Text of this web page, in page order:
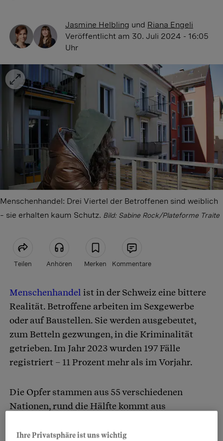
Jasmine Helbling und Riana Engeli
Veröffentlicht am 30. Juli 2024 - 16:05
Uhr
Menschenhandel: Drei Viertel der Betroffenen sind weiblich
– sie erhalten kaum Schutz. Bild: Sabine Rock/Plateforme Traite
Teilen Anhören Merken Kommentare
Artikel teilen
Menschenhandel ist in der Schweiz eine bittere
Realität. Betroffene arbeiten im Sexgewerbe
oder auf Baustellen. Sie werden ausgebeutet,
zum Betteln gezwungen, in die Kriminalität
getrieben. Im Jahr 2023 wurden 197 Fälle
registriert – 11 Prozent mehr als im Vorjahr.
Die Opfer stammen aus 55 verschiedenen
Nationen, rund die Hälfte kommt aus
Zahlen vonPlateforme Traite
Ihre Privatsphäre ist uns wichtig